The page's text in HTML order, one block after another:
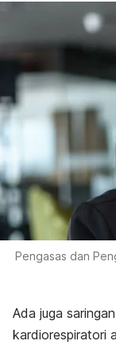
Pengasas dan
Ada juga
kardiorespiratori